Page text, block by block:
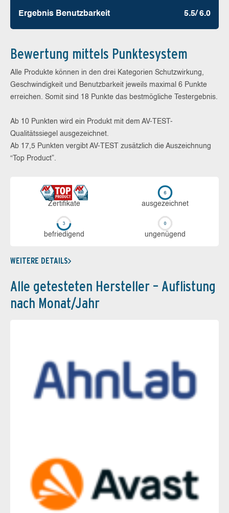
Ergebnis Benutz­barkeit 5.5/ 6.0
Bewertung mittels Punktesystem
Alle Produkte können in den drei Kategorien Schutzwirkung,
Geschwindigkeit und Benutzbarkeit jeweils maximal 6 Punkte
erreichen. Somit sind 18 Punkte das bestmögliche Testergebnis.
Ab 10 Punkten wird ein Produkt mit dem AV-TEST-
Qualitätssiegel ausgezeichnet.
Ab 17,5 Punkten vergibt AV-TEST zusätzlich die Auszeichnung
“Top Product”.
Zerti­fikate aus­ge­zeich­net
be­frie­di­gend un­ge­nü­gend
WEITERE DETAILS
Alle getesteten Hersteller – Auflistung
nach Monat/Jahr